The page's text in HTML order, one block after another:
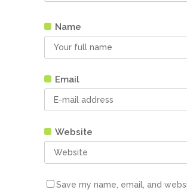
Name
Email
Website
Save my name, email, and